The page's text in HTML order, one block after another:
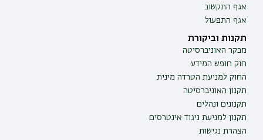
אגף התקשוב
אגף התפעול
תקנות וביקורת
מבקר האוניברסיטה
חוק חופש המידע
החוק למניעת הטרדה מינית
תקנון האוניברסיטה
תקנונים ונהלים
תקנון למניעת ניגוד אינטרסים
הצהרת נגישות